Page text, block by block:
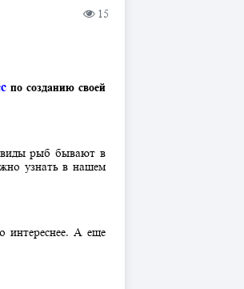
15
по созданию своей
виды рыб бывают в
узнать в нашем
интереснее. А еще